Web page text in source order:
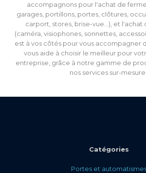
accompagnons pour l'achat de
garages, portillons, portes, clôtures,
carport, stores, brise-vue...), et
(caméra, visiophones, sonnettes,
est à vos côtés pour vous accompagner
vous aide à choisir le meilleur pour
entreprise, grâce à notre gamme de
nos services sur-mesure.
Catégories
Portes et